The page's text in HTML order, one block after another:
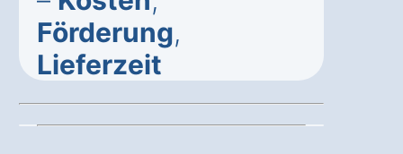
Förderung,
Lieferzeit